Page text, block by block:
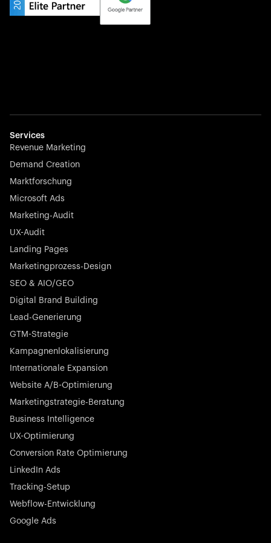
Champions – es verbindet Top-Talente mit den besten
Weglot überwindet Sprachbarrieren, indem es jede
nahtlos, skalierbar und mühelos.
Börsennotierter Champion
Nayax treibt die Zukunft des Handels mit All-in-One-
Lösungen für Zahlungen, Management und
Startup 10M+
Rex ist die führende digitale Kette von Tierarztpraxen in
Deutschland. Mit den renommiertesten Investoren wie
Picus Capital und vielen anderen revolutioniert Rex die
Tiermedizinbranche nachhaltig.
Börsennotierter Champion
N-able stattet IT-Dienstleister mit leistungsstarken Tools
aus, um Kundensysteme proaktiv und mühelos in
abzusichern.
Services
Revenue Marketing
Demand Creation
Marktforschung
Microsoft Ads
Marketing-Audit
UX-Audit
Landing Pages
Marketingprozess-Design
SEO & AIO/GEO
Digital Brand Building
Lead-Generierung
GTM-Strategie
Kampagnenlokalisierung
Internationale Expansion
Website A/B-Optimierung
Marketingstrategie-Beratung
Business Intelligence
UX-Optimierung
Conversion Rate Optimierung
LinkedIn Ads
Tracking-Setup
Webflow-Entwicklung
Google Ads